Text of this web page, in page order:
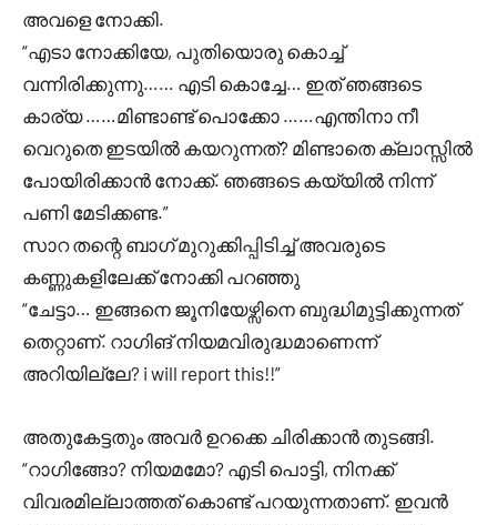
അവളെ നോക്കി.
“എടാ നോക്കിയേ, പുതിയൊരു കൊച്ച്
വന്നിരിക്കുന്നു…… എടി കൊച്ചേ… ഇത് ഞങ്ങടെ
കാര്യ ……മിണ്ടാണ്ട് പൊക്കോ ……എന്തിനാ നീ
വെറുതെ ഇടയിൽ കയറുന്നത്? മിണ്ടാതെ ക്ലാസ്സിൽ
പോയിരിക്കാൻ നോക്ക്. ഞങ്ങടെ കയ്യിൽ നിന്ന്
പണി മേടിക്കണ്ട.”
സാറ തന്റെ ബാഗ് മുറുക്കിപ്പിടിച്ച് അവരുടെ
കണ്ണുകളിലേക്ക് നോക്കി പറഞ്ഞു
“ചേട്ടാ… ഇങ്ങനെ ജൂനിയേഴ്സിനെ ബുദ്ധിമുട്ടിക്കുന്നത്
തെറ്റാണ്. റാഗിങ് നിയമവിരുദ്ധമാണെന്ന്
അറിയില്ലേ? i will report this!!”
അതുകേട്ടതും അവർ ഉറക്കെ ചിരിക്കാൻ തുടങ്ങി.
“റാഗിങ്ങോ? നിയമമോ? എടി പൊട്ടി, നിനക്ക്
വിവരമില്ലാത്തത് കൊണ്ട് പറയുന്നതാണ്. ഇവൻ